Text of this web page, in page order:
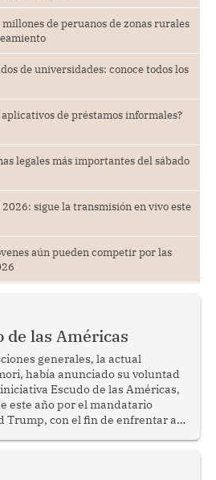
millones de peruanos de zonas rurales
de universidades: conoce todos los
de préstamos informales?
legales más importantes del sábado
sigue la transmisión en vivo este
aún pueden competir por las
de las Américas
generales, la actual
había anunciado su voluntad
Escudo de las Américas,
este año por el mandatario
Trump, con el fin de enfrentar al